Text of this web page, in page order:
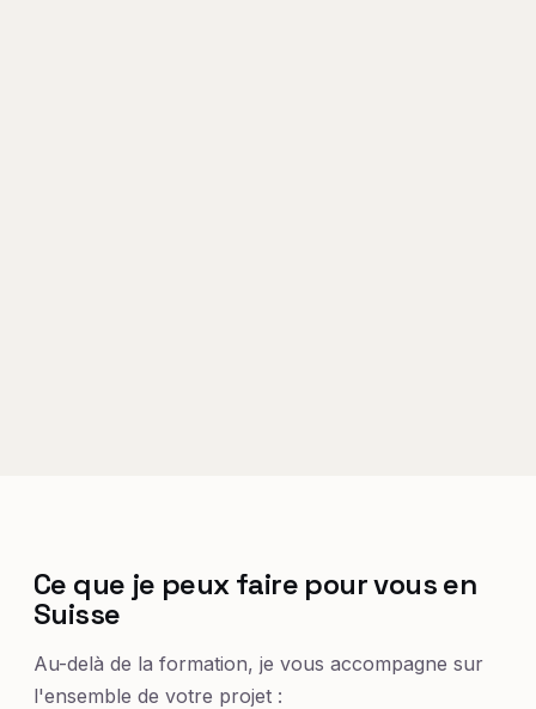
Ce que je peux faire pour vous en
Suisse
Au-delà de la formation, je vous accompagne sur
l'ensemble de votre projet :